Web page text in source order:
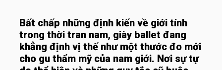
Bất chấp những định kiến về giới tính
trong thời tran nam, giày ballet đang
khẳng định vị thế như một thước đo mới
cho gu thẩm mỹ của nam giới. Nơi sự tự